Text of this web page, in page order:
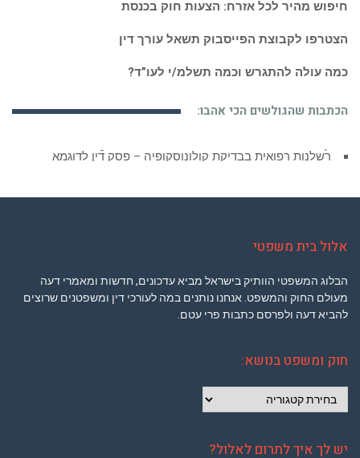
חיפוש מהיר לכל אזרח: הצעות חוק בכנסת
הצטרפו לקבוצת הפייסבוק תשאל עורך דין
כמה עולה להתגרש וכמה תשלמ/י לעו”ד?
הכתבות שהגולשים הכי אהבו:
רשלנות רפואית בבדיקת קולונוסקופיה – פסק דין לדוגמא
אלול בית משפטי
הבלוג המשפטי הוותיק בישראל מביא עדכונים, חדשות ומאמרי דעה
מעולם החוק והמשפט. אנחנו נותנים במה לעורכי דין ומשפטנים שרוצים
להביא דעה ולפרסם כתבות פרי עטם.
חוק ומשפט בנושא:
ומשפט
יש לך איך לתרום לאלול?